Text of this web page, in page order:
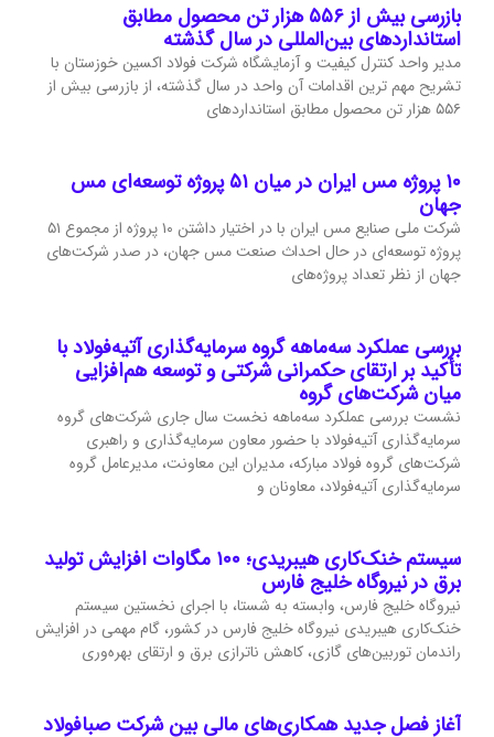
بازرسی بیش از ۵۵۶ هزار تن محصول مطابق
استانداردهای بین‌المللی در سال گذشته
مدیر واحد کنترل کیفیت و آزمایشگاه شرکت فولاد اکسین خوزستان با
تشریح مهم‌ ترین اقدامات آن واحد در سال گذشته، از بازرسی بیش از
۵۵۶ هزار تن محصول مطابق استانداردهای
۱۰ پروژه مس ایران در میان ۵۱ پروژه توسعه‌ای مس
جهان
شرکت ملی صنایع مس ایران با در اختیار داشتن ۱۰ پروژه از مجموع ۵۱
پروژه توسعه‌ای در حال احداث صنعت مس جهان، در صدر شرکت‌های
جهان از نظر تعداد پروژه‌های
بررسی عملکرد سه‌ماهه گروه سرمایه‌گذاری آتیه‌فولاد با
تأکید بر ارتقای حکمرانی شرکتی و توسعه هم‌افزایی
میان شرکت‌های گروه
نشست بررسی عملکرد سه‌ماهه نخست سال جاری شرکت‌های گروه
سرمایه‌گذاری آتیه‌فولاد با حضور معاون سرمایه‌گذاری و راهبری
شرکت‌های گروه فولاد مبارکه، مدیران این معاونت، مدیرعامل گروه
سرمایه‌گذاری آتیه‌فولاد، معاونان و
سیستم خنک‌کاری هیبریدی؛ ۱۰۰ مگاوات افزایش تولید
برق در نیروگاه خلیج فارس
نیروگاه خلیج فارس، وابسته به شستا، با اجرای نخستین سیستم
خنک‌کاری هیبریدی نیروگاه خلیج فارس در کشور، گام مهمی در افزایش
راندمان توربین‌های گازی، کاهش ناترازی برق و ارتقای بهره‌وری
آغاز فصل جدید همکاری‌های مالی بین شرکت صبافولاد